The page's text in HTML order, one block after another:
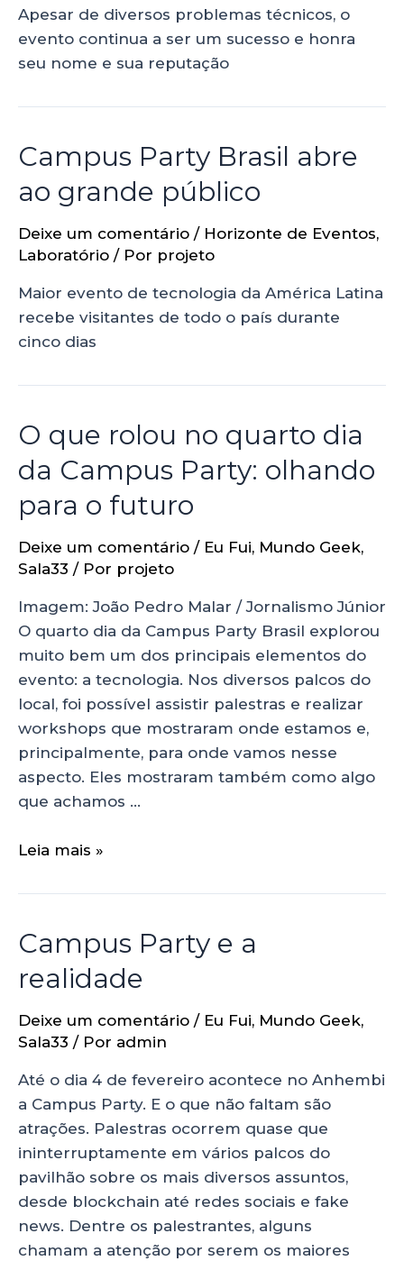
Apesar de diversos problemas técnicos, o
evento continua a ser um sucesso e honra
seu nome e sua reputação
Campus Party Brasil abre
ao grande público
Deixe um comentário / Horizonte de Eventos,
Laboratório / Por projeto
Maior evento de tecnologia da América Latina
recebe visitantes de todo o país durante
cinco dias
O que rolou no quarto dia
da Campus Party: olhando
para o futuro
Deixe um comentário / Eu Fui, Mundo Geek,
Sala33 / Por projeto
Imagem: João Pedro Malar / Jornalismo Júnior
O quarto dia da Campus Party Brasil explorou
muito bem um dos principais elementos do
evento: a tecnologia. Nos diversos palcos do
local, foi possível assistir palestras e realizar
workshops que mostraram onde estamos e,
principalmente, para onde vamos nesse
aspecto. Eles mostraram também como algo
que achamos …
Leia mais »
Campus Party e a
realidade
Deixe um comentário / Eu Fui, Mundo Geek,
Sala33 / Por admin
Até o dia 4 de fevereiro acontece no Anhembi
a Campus Party. E o que não faltam são
atrações. Palestras ocorrem quase que
ininterruptamente em vários palcos do
pavilhão sobre os mais diversos assuntos,
desde blockchain até redes sociais e fake
news. Dentre os palestrantes, alguns
chamam a atenção por serem os maiores